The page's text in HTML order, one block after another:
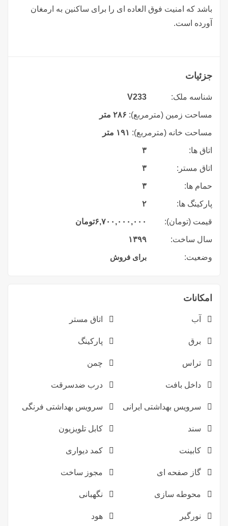
باشد که امنیت فوق العاده ای را برای ساکنین به ارمغان
آورده است.
جزئیات
شناسه ملک: V233
مساحت زمین (مترمربع): ۲۸۶ متر
مساحت خانه (مترمربع): ۱۹۱ متر
اتاق ها: ۳
اتاق مستر: ۳
حمام ها: ۳
پارکینگ ها: ۲
قیمت (تومان): ۶,۷۰۰,۰۰۰,۰۰۰تومان
سال ساخت: ۱۳۹۹
وضعیت: برای فروش
امکانات
آب اتاق مستر
برق پارکینگ
تراس چمن
داخل بافت درب ضدسرقت
سرویس بهداشتی ایرانی سرویس بهداشتی فرنگی
سند کابل تلویزیون
کابینت کمد دیواری
گاز صفحه ای مجوز ساخت
محوطه سازی نگهبانی
نورگیر هود